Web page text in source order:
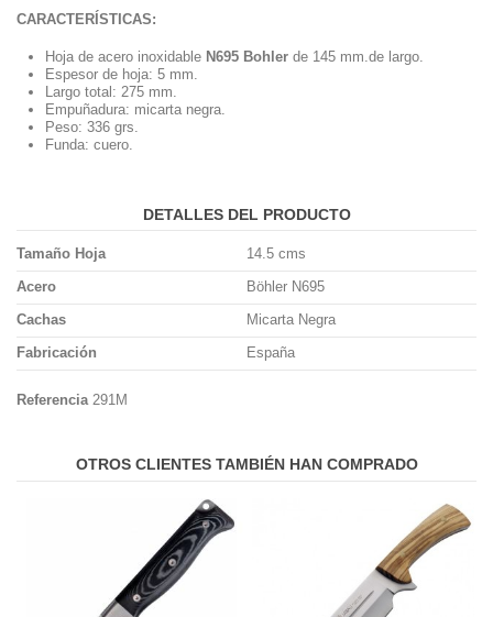
CARACTERÍSTICAS:
Hoja de acero inoxidable N695 Bohler de 145 mm.de largo.
Espesor de hoja: 5 mm.
Largo total: 275 mm.
Empuñadura: micarta negra.
Peso: 336 grs.
Funda: cuero.
DETALLES DEL PRODUCTO
Tamaño Hoja
14.5 cms
Acero
Böhler N695
Cachas
Micarta Negra
Fabricación
España
Referencia 291M
OTROS CLIENTES TAMBIÉN HAN COMPRADO